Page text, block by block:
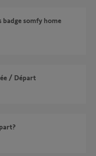
/ Départ